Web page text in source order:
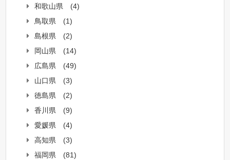
和歌山県
(4)
鳥取県
(1)
島根県
(2)
岡山県
(14)
広島県
(49)
山口県
(3)
徳島県
(2)
香川県
(9)
愛媛県
(4)
高知県
(3)
福岡県
(81)